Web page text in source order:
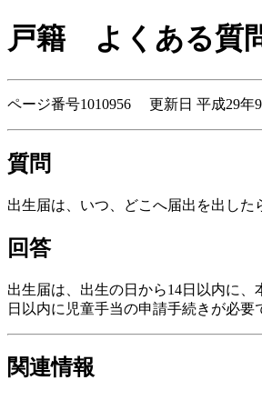
戸籍 よくある質
ページ番号1010956 更新日 平成29年9
質問
出生届は、いつ、どこへ届出を出した
回答
出生届は、出生の日から14日以内に
日以内に児童手当の申請手続きが必要
関連情報